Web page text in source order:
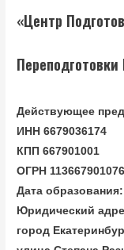
«Центр
Действующее
ИНН 6679036174
КПП 667901001
ОГРН
Дата образования:
Юридический
город